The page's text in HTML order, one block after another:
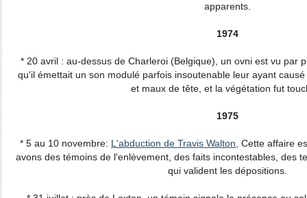
apparents.
1974
* 20 avril : au-dessus de Charleroi (Belgique), un ovni est vu par
qu'il émettait un son modulé parfois insoutenable leur ayant
et maux de tête, et la végétation fut
1975
* 5 au 10 novembre: L'abduction de Travis Walton, Cette affaire
avons des témoins de l'enlèvement, des faits incontestables, des
qui valident les dépositions.